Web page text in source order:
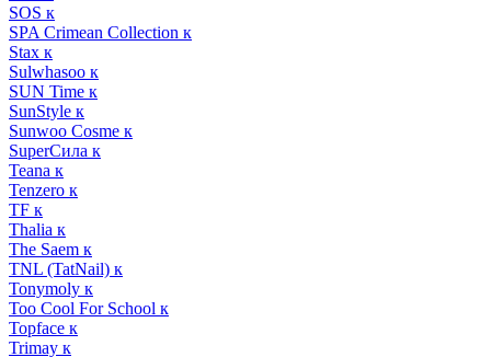
SOS к
SPA Crimean Collection к
Stax к
Sulwhasoo к
SUN Time к
SunStyle к
Sunwoo Cosme к
SuperСила к
Teana к
Tenzero к
TF к
Thalia к
The Saem к
TNL (TatNail) к
Tonymoly к
Too Cool For School к
Topface к
Trimay к